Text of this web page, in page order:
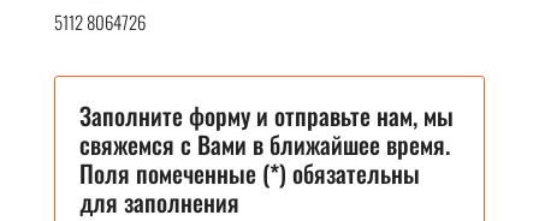
5112 8064726
Заполните форму и отправьте нам, мы
свяжемся с Вами в ближайшее время.
Поля помеченные (*) обязательны
для заполнения